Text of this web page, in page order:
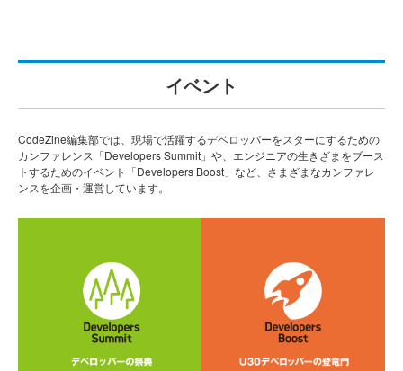
イベント
CodeZine編集部では、現場で活躍するデベロッパーをスターにするための
カンファレンス「Developers Summit」や、エンジニアの生きざまをブース
トするためのイベント「Developers Boost」など、さまざまなカンファレ
ンスを企画・運営しています。